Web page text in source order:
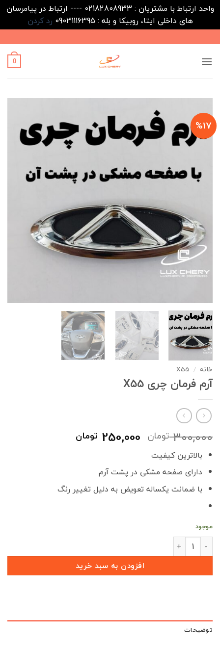
واحد ارتباط با مشتریان : 02182808933 ---- ارتباط در پیامرسان
های داخلی ایتا، روبیکا و بله : 09031116395
رد کردن
to
content
0
%17
خانه /
X55
آرم فرمان چری X55
300,000 تومان قیمت
اصلی
بود.
250,000 تومان
بالاترین کیفیت
دارای صفحه مشکی در پشت آرم
با ضمانت یکساله تعویض به دلیل تغییر رنگ
موجود
آرم فرمان چری X55 عدد
افزودن به سبد خرید
توضیحات